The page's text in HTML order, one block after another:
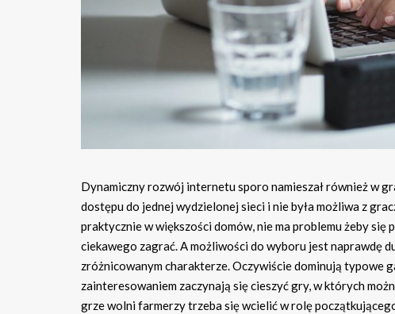
Dynamiczny rozwój internetu sporo namieszał również w
dostępu do jednej wydzielonej sieci i nie była możliwa z
praktycznie w większości domów, nie ma problemu żeby
ciekawego zagrać. A możliwości do wyboru jest naprawdę
zróżnicowanym charakterze. Oczywiście dominują typowe
zainteresowaniem zaczynają się cieszyć gry, w których
grze wolni farmerzy trzeba się wcielić w rolę